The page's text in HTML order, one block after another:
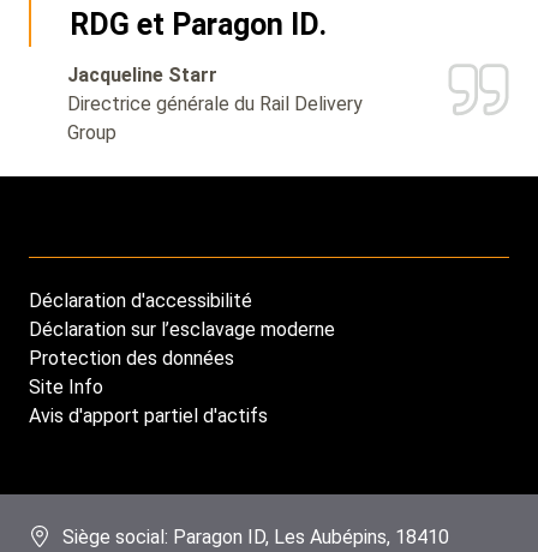
RDG et Paragon ID.
Jacqueline Starr
Directrice générale du Rail Delivery
Group
Footer
menu
Déclaration d'accessibilité
Déclaration sur l’esclavage moderne
Protection des données
Site Info
Avis d'apport partiel d'actifs
Siège social: Paragon ID, Les Aubépins, 18410